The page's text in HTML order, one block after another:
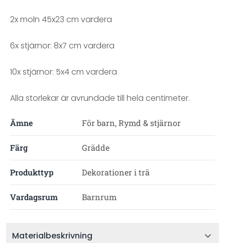
2x moln 45x23 cm vardera
6x stjärnor: 8x7 cm vardera
10x stjärnor: 5x4 cm vardera
Alla storlekar är avrundade till hela centimeter.
Ämne För barn, Rymd & stjärnor
Färg Grädde
Produkttyp Dekorationer i trä
Vardagsrum Barnrum
Materialbeskrivning